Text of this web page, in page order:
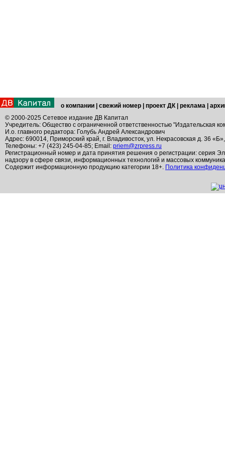
о компании свежий номер проект ДК реклама
© 2000-2025 Сетевое издание ДВ Капитал
Учредитель: Общество с ограниченной ответственностью "Издательская
И.о. главного редактора: Голубь Андрей Александрович
Адрес: 690014, Приморский край, г. Владивосток, ул. Некрасовская д. 36
Телефоны: +7 (423) 245-04-85; Email: priem@zrpress.ru
Регистрационный номер и дата принятия решения о регистрации: серия
надзору в сфере связи, информационных технологий и массовых
Содержит информационную продукцию категории 18+. Политика